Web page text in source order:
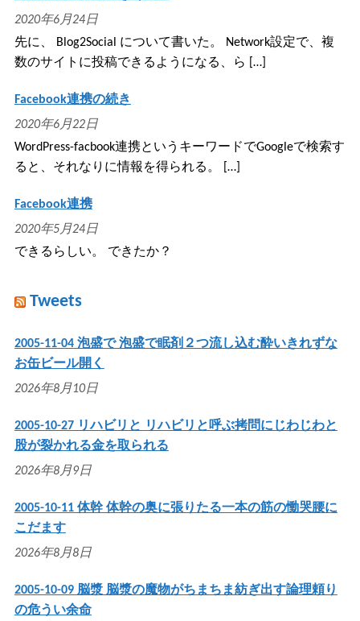
2020年6月24日
先に、 Blog2Social について書いた。 Network設定で、複
数のサイトに投稿できるようになる、ら […]
Facebook連携の続き
2020年6月22日
WordPress-facbook連携というキーワードでGoogleで検索す
ると、それなりに情報を得られる。 […]
Facebook連携
2020年5月24日
できるらしい。 できたか？
Tweets
2005-11-04 泡盛で 泡盛で眠剤２つ流し込む酔いきれずな
お缶ビール開く
2026年8月10日
2005-10-27 リハビリと リハビリと呼ぶ拷問にじわじわと
股が裂かれる金を取られる
2026年8月9日
2005-10-11 体幹 体幹の奥に張りたる一本の筋の慟哭腰に
こだます
2026年8月8日
2005-10-09 脳漿 脳漿の魔物がちまちま紡ぎ出す論理頼り
の危うい余命